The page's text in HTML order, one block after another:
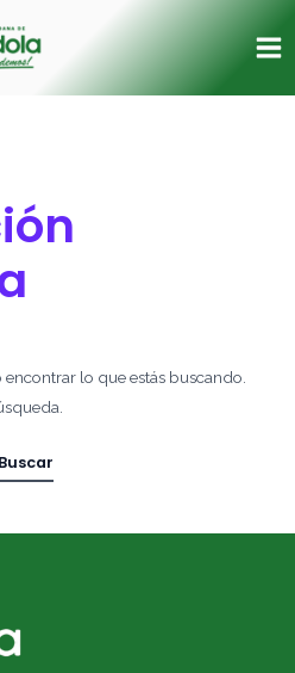
lo que estás buscando.